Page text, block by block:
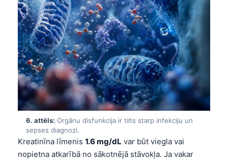
6. attēls: Orgānu disfunkcija ir tilts starp infekciju un
sepses diagnozi.
Kreatinīna līmenis 1.6 mg/dL var būt viegla vai
nopietna atkarībā no sākotnējā stāvokļa. Ja vakar
తెలుగు
தமிழ்
ગુજરાતી
ಕನ್ನಡ
മലയാളം
Bahasa Melayu
Tiếng Việt
Tagalog
ไทย
ဗမာစာ